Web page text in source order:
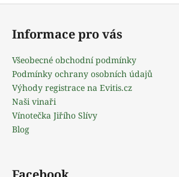
Z
Informace pro vás
Všeobecné obchodní podmínky
Podmínky ochrany osobních údajů
Výhody registrace na Evitis.cz
Naši vinaři
Vínotečka Jiřího Slívy
Blog